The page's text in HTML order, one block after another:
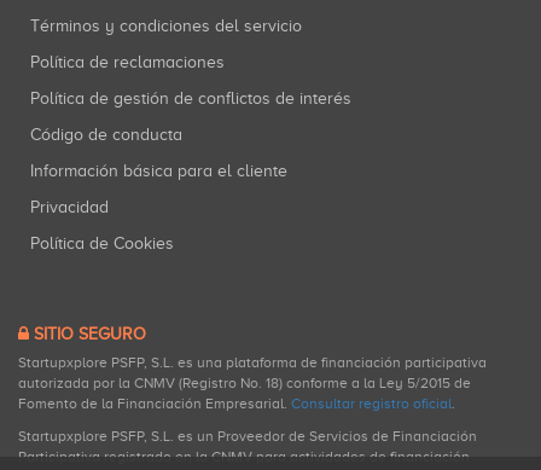
Términos y condiciones del servicio
Política de reclamaciones
Política de gestión de conflictos de interés
Código de conducta
Información básica para el cliente
Privacidad
Política de Cookies
SITIO SEGURO
Startupxplore PSFP, S.L. es una plataforma de financiación participativa
autorizada por la CNMV (Registro No. 18) conforme a la Ley 5/2015 de
Fomento de la Financiación Empresarial. Consultar registro oficial.
Startupxplore PSFP, S.L. es un Proveedor de Servicios de Financiación
Participativa registrado en la CNMV para actividades de financiación